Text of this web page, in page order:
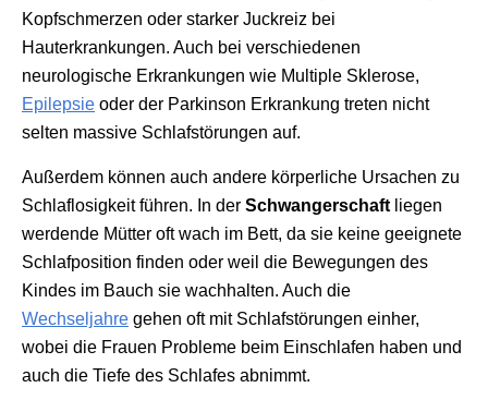
Kopfschmerzen oder starker Juckreiz bei
Hauterkrankungen. Auch bei verschiedenen
neurologische Erkrankungen wie Multiple Sklerose,
Epilepsie oder der Parkinson Erkrankung treten nicht
selten massive Schlafstörungen auf.
Außerdem können auch andere körperliche Ursachen zu
Schlaflosigkeit führen. In der Schwangerschaft liegen
werdende Mütter oft wach im Bett, da sie keine geeignete
Schlafposition finden oder weil die Bewegungen des
Kindes im Bauch sie wachhalten. Auch die
Wechseljahre gehen oft mit Schlafstörungen einher,
wobei die Frauen Probleme beim Einschlafen haben und
auch die Tiefe des Schlafes abnimmt.